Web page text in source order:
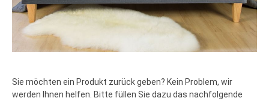
Sie möchten ein Produkt zurück geben? Kein Problem, wir
werden Ihnen helfen. Bitte füllen Sie dazu das nachfolgende